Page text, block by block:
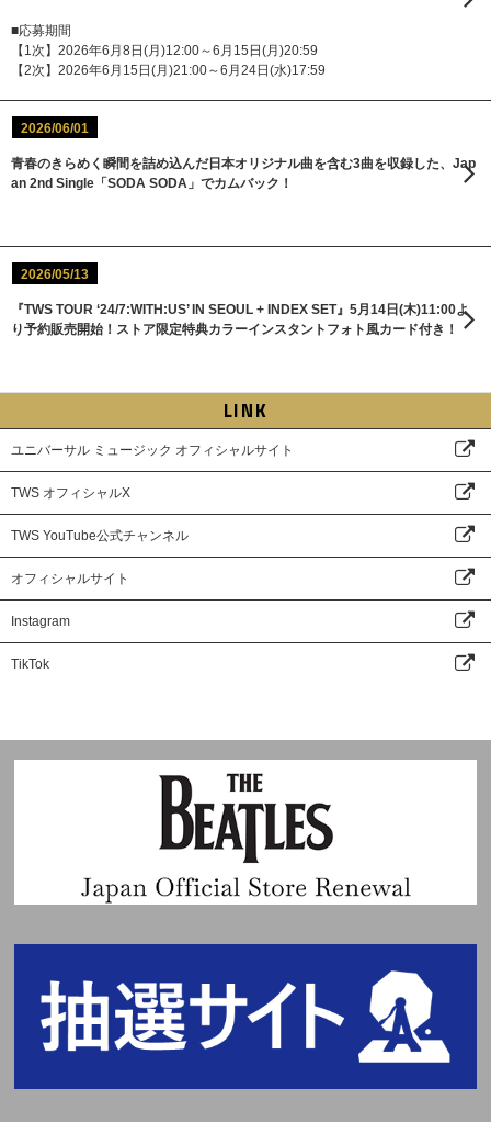
■応募期間
【1次】2026年6月8日(月)12:00～6月15日(月)20:59
【2次】2026年6月15日(月)21:00～6月24日(水)17:59
2026/06/01
青春のきらめく瞬間を詰め込んだ日本オリジナル曲を含む3曲を収録した、Jap
an 2nd Single「SODA SODA」でカムバック！
2026/05/13
『TWS TOUR ‘24/7:WITH:US’ IN SEOUL + INDEX SET』5月14日(木)11:00よ
り予約販売開始！ストア限定特典カラーインスタントフォト風カード付き！
LINK
ユニバーサル ミュージック オフィシャルサイト
TWS オフィシャルX
TWS YouTube公式チャンネル
オフィシャルサイト
Instagram
TikTok